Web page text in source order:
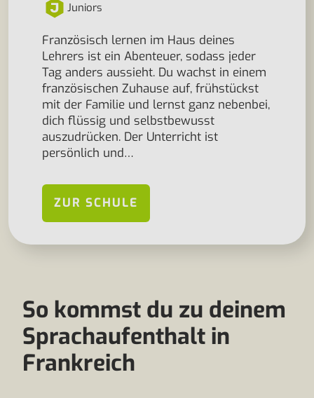
Juniors
Französisch lernen im Haus deines
Lehrers ist ein Abenteuer, sodass jeder
Tag anders aussieht. Du wachst in einem
französischen Zuhause auf, frühstückst
mit der Familie und lernst ganz nebenbei,
dich flüssig und selbstbewusst
auszudrücken. Der Unterricht ist
persönlich und…
ZUR SCHULE
So kommst du zu deinem
Sprachaufenthalt in
Frankreich